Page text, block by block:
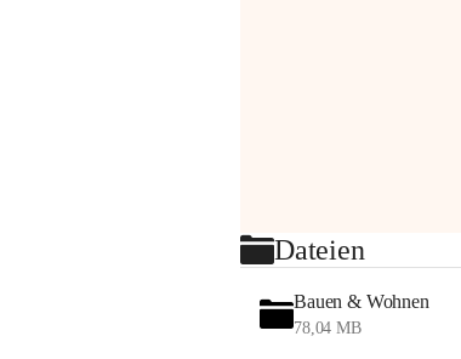
Dateien
Bauen & Wohnen
78,04 MB